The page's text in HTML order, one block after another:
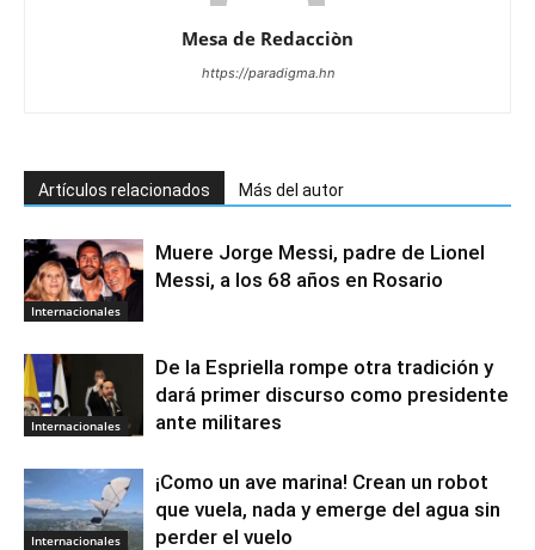
Mesa de Redacciòn
https://paradigma.hn
Artículos relacionados Más del autor
Internacionales
Muere Jorge Messi, padre de Lionel
Messi, a los 68 años en Rosario
Internacionales
De la Espriella rompe otra tradición y
dará primer discurso como presidente
ante militares
Internacionales
¡Como un ave marina! Crean un robot
que vuela, nada y emerge del agua sin
perder el vuelo